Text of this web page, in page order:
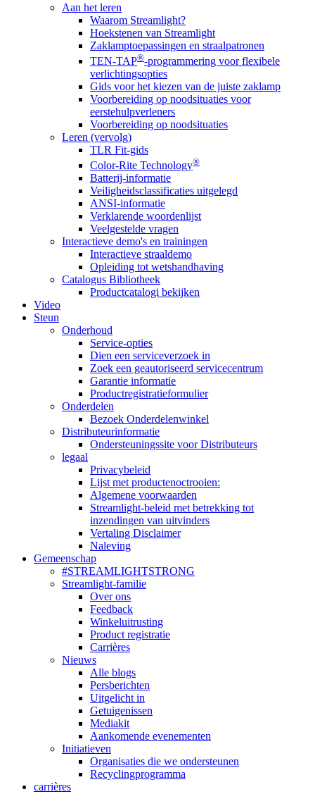
Aan het leren
Waarom Streamlight?
Hoekstenen van Streamlight
Zaklamptoepassingen en straalpatronen
TEN-TAP®-programmering voor flexibele
verlichtingsopties
Gids voor het kiezen van de juiste zaklamp
Voorbereiding op noodsituaties voor
eerstehulpverleners
Voorbereiding op noodsituaties
Leren (vervolg)
TLR Fit-gids
Color-Rite Technology®
Batterij-informatie
Veiligheidsclassificaties uitgelegd
ANSI-informatie
Verklarende woordenlijst
Veelgestelde vragen
Interactieve demo's en trainingen
Interactieve straaldemo
Opleiding tot wetshandhaving
Catalogus Bibliotheek
Productcatalogi bekijken
Video
Steun
Onderhoud
Service-opties
Dien een serviceverzoek in
Zoek een geautoriseerd servicecentrum
Garantie informatie
Productregistratieformulier
Onderdelen
Bezoek Onderdelenwinkel
Distributeurinformatie
Ondersteuningssite voor Distributeurs
legaal
Privacybeleid
Lijst met productenoctrooien:
Algemene voorwaarden
Streamlight-beleid met betrekking tot
inzendingen van uitvinders
Vertaling Disclaimer
Naleving
Gemeenschap
#STREAMLIGHTSTRONG
Streamlight-familie
Over ons
Feedback
Winkeluitrusting
Product registratie
Carrières
Nieuws
Alle blogs
Persberichten
Uitgelicht in
Getuigenissen
Mediakit
Aankomende evenementen
Initiatieven
Organisaties die we ondersteunen
Recyclingprogramma
carrières